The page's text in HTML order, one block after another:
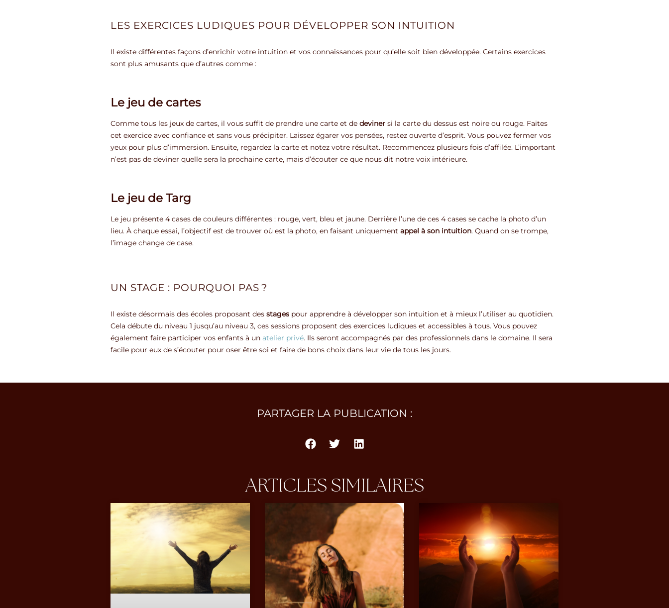
LES EXERCICES LUDIQUES POUR DÉVELOPPER SON INTUITION
Il existe différentes façons d’enrichir votre intuition et vos connaissances pour qu’elle soit bien développée. Certains exercices
sont plus amusants que d’autres comme :
Le jeu de cartes
Comme tous les jeux de cartes, il vous suffit de prendre une carte et de deviner si la carte du dessus est noire ou rouge. Faites
cet exercice avec confiance et sans vous précipiter. Laissez égarer vos pensées, restez ouverte d’esprit. Vous pouvez fermer vos
yeux pour plus d’immersion. Ensuite, regardez la carte et notez votre résultat. Recommencez plusieurs fois d’affilée. L’important
n’est pas de deviner quelle sera la prochaine carte, mais d’écouter ce que nous dit notre voix intérieure.
Le jeu de Targ
Le jeu présente 4 cases de couleurs différentes : rouge, vert, bleu et jaune. Derrière l’une de ces 4 cases se cache la photo d’un
lieu. À chaque essai, l’objectif est de trouver où est la photo, en faisant uniquement appel à son intuition. Quand on se trompe,
l’image change de case.
UN STAGE : POURQUOI PAS ?
Il existe désormais des écoles proposant des stages pour apprendre à développer son intuition et à mieux l’utiliser au quotidien.
Cela débute du niveau 1 jusqu’au niveau 3, ces sessions proposent des exercices ludiques et accessibles à tous. Vous pouvez
également faire participer vos enfants à un atelier privé. Ils seront accompagnés par des professionnels dans le domaine. Il sera
facile pour eux de s’écouter pour oser être soi et faire de bons choix dans leur vie de tous les jours.
PARTAGER LA PUBLICATION :
ARTICLES SIMILAIRES